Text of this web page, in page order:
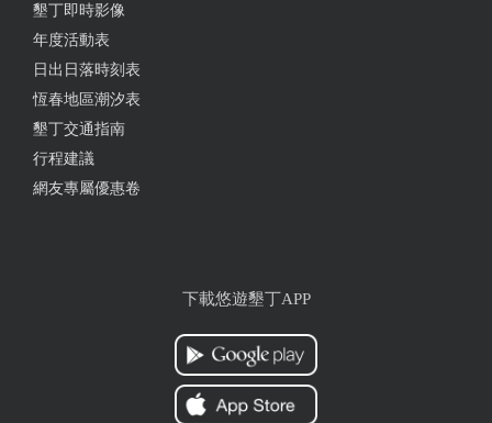
墾丁即時影像
年度活動表
日出日落時刻表
恆春地區潮汐表
墾丁交通指南
行程建議
網友專屬優惠卷
下載悠遊墾丁APP